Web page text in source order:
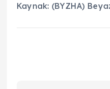
Kaynak: (BYZHA)